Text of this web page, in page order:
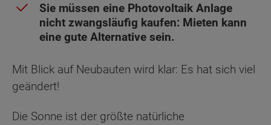
Sie müssen eine Photovoltaik Anlage
nicht zwangsläufig kaufen: Mieten kann
eine gute Alternative sein.
Mit Blick auf Neubauten wird klar: Es hat sich viel
geändert!
Die Sonne ist der größte natürliche